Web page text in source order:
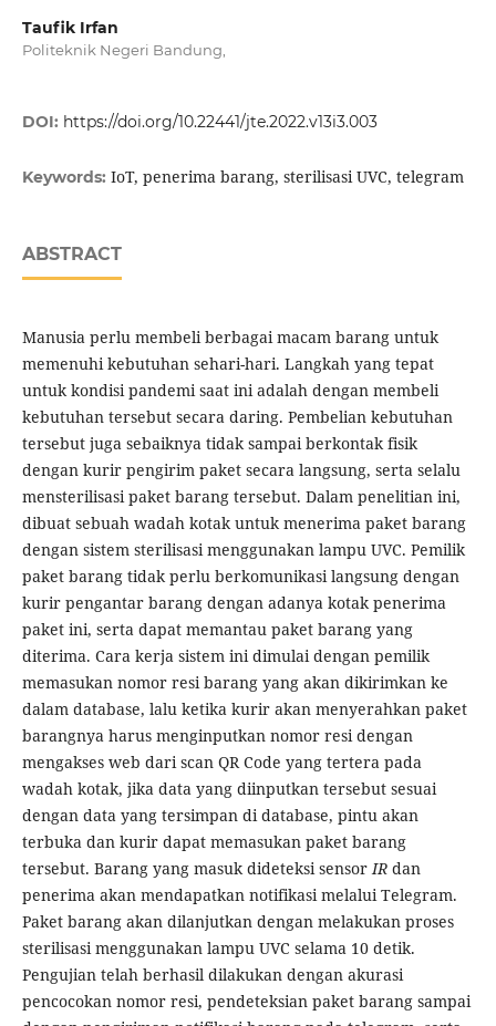
Taufik Irfan
Politeknik Negeri Bandung,
DOI: https://doi.org/10.22441/jte.2022.v13i3.003
Keywords: IoT, penerima barang, sterilisasi UVC, telegram
ABSTRACT
Manusia perlu membeli berbagai macam barang untuk
memenuhi kebutuhan sehari-hari. Langkah yang tepat
untuk kondisi pandemi saat ini adalah dengan membeli
kebutuhan tersebut secara daring. Pembelian kebutuhan
tersebut juga sebaiknya tidak sampai berkontak fisik
dengan kurir pengirim paket secara langsung, serta selalu
mensterilisasi paket barang tersebut. Dalam penelitian ini,
dibuat sebuah wadah kotak untuk menerima paket barang
dengan sistem sterilisasi menggunakan lampu UVC. Pemilik
paket barang tidak perlu berkomunikasi langsung dengan
kurir pengantar barang dengan adanya kotak penerima
paket ini, serta dapat memantau paket barang yang
diterima. Cara kerja sistem ini dimulai dengan pemilik
memasukan nomor resi barang yang akan dikirimkan ke
dalam database, lalu ketika kurir akan menyerahkan paket
barangnya harus menginputkan nomor resi dengan
mengakses web dari scan QR Code yang tertera pada
wadah kotak, jika data yang diinputkan tersebut sesuai
dengan data yang tersimpan di database, pintu akan
terbuka dan kurir dapat memasukan paket barang
tersebut. Barang yang masuk dideteksi sensorIRdan
penerima akan mendapatkan notifikasi melalui Telegram.
Paket barang akan dilanjutkan dengan melakukan proses
sterilisasi menggunakan lampu UVC selama 10 detik.
Pengujian telah berhasil dilakukan dengan akurasi
pencocokan nomor resi, pendeteksian paket barang sampai